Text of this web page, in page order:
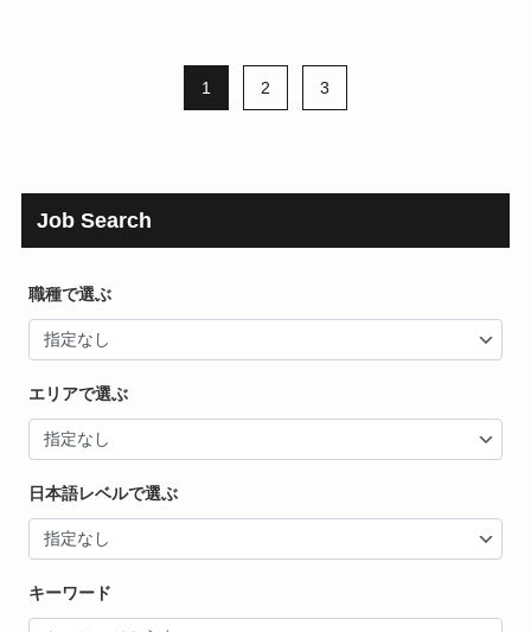
1 2 3
Job Search
職種で選ぶ
エリアで選ぶ
日本語レベルで選ぶ
キーワード